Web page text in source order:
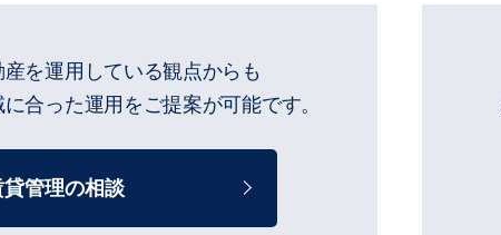
を運用している観点からも
合った運用をご提案が可能です。
貸管理の相談